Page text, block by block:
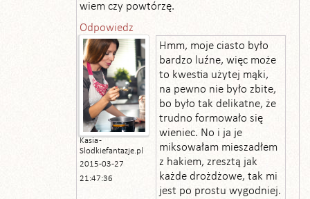
wiem czy powtórzę.
Odpowiedz
Kasia -
Slodkiefantazje.pl
2015-03-27
21:47:36
Hmm, moje ciasto było
bardzo luźne, więc może
to kwestia użytej mąki,
na pewno nie było zbite,
bo było tak delikatne, że
trudno formowało się
wieniec. No i ja je
miksowałam mieszadłem
z hakiem, zresztą jak
każde drożdżowe, tak mi
jest po prostu wygodniej.